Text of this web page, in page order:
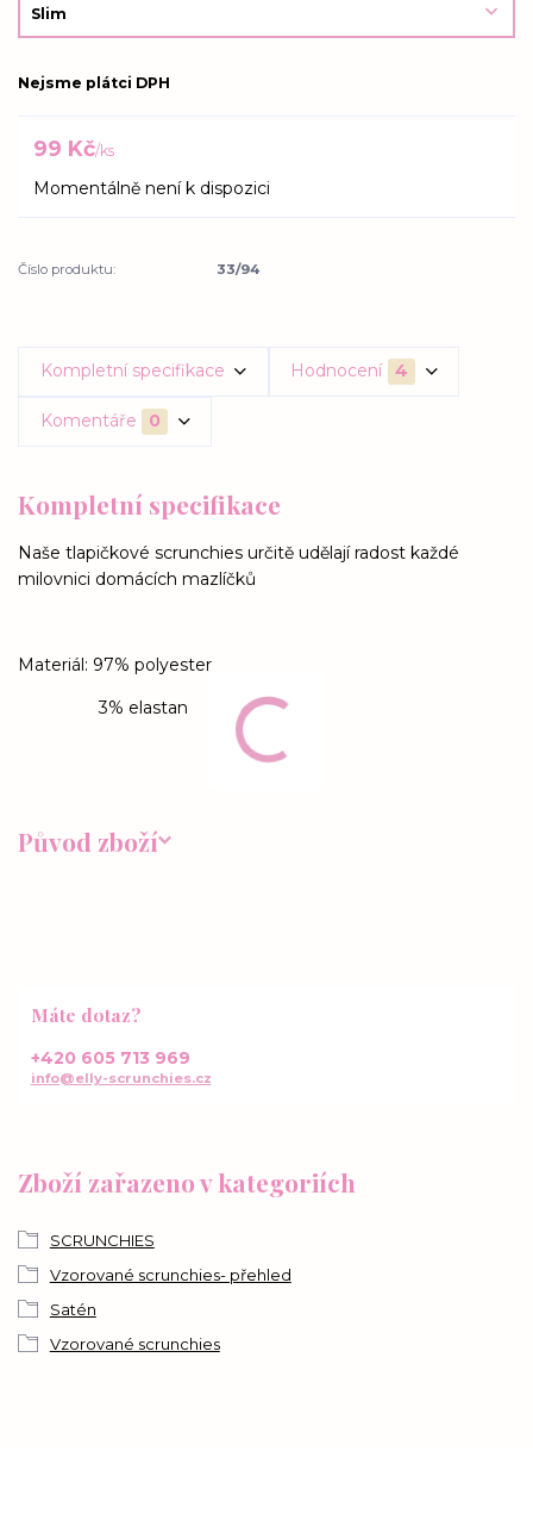
Nejsme plátci DPH
99 Kč/ks
Momentálně není k dispozici
Číslo produktu: 33/94
Kompletní specifikace Hodnocení 4
Komentáře 0
Kompletní specifikace
Naše tlapičkové scrunchies určitě udělají radost každé
milovnici domácích mazlíčků
Materiál: 97% polyester
3% elastan
Původ zboží
Zboží zařazeno v kategoriích
SCRUNCHIES
Vzorované scrunchies- přehled
Satén
Vzorované scrunchies
Máte dotaz?
+420 605 713 969
info@elly-scrunchies.cz